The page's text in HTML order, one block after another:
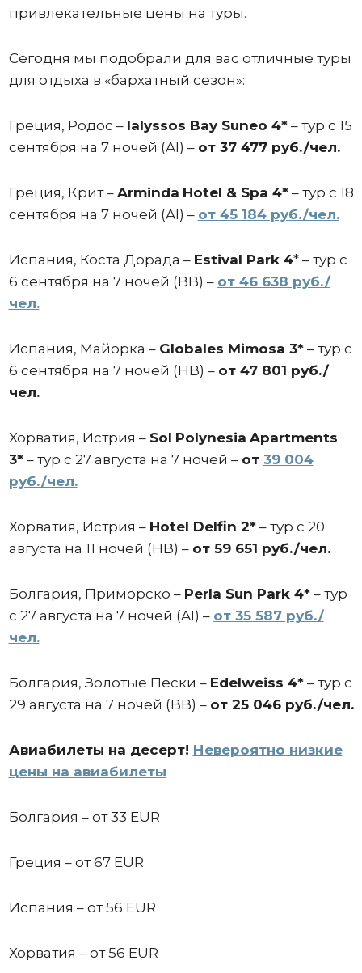
привлекательные цены на туры.
Сегодня мы подобрали для вас отличные туры
для отдыха в «бархатный сезон»:
Греция, Родос – Ialyssos Bay Suneo 4*– тур с 15
сентября на 7 ночей (AI) – от 37 477 руб./чел.
Греция, Крит – Arminda Hotel & Spa 4*– тур с 18
сентября на 7 ночей (AI) – от 45 184 руб./чел.
Испания, Коста Дорада – Estival Park 4* – тур с
6 сентября на 7 ночей (BB) – от 46 638 руб./
чел.
Испания, Майорка – Globales Mimosa 3*– тур с
6 сентября на 7 ночей (HB) – от 47 801 руб./
чел.
Хорватия, Истрия – Sol Polynesia Apartments
3*– тур с 27 августа на 7 ночей – от 39 004
руб./чел.
Хорватия, Истрия – Hotel Delfin 2*– тур с 20
августа на 11 ночей (HB) – от 59 651 руб./чел.
Болгария, Приморско – Perla Sun Park 4*– тур
с 27 августа на 7 ночей (AI) – от 35 587 руб./
чел.
Болгария, Золотые Пески – Edelweiss 4*– тур с
29 августа на 7 ночей (BB) – от 25 046 руб./чел.
Авиабилеты на десерт! Невероятно низкие
цены на авиабилеты
Болгария – от 33 EUR
Греция – от 67 EUR
Испания – от 56 EUR
Хорватия – от 56 EUR